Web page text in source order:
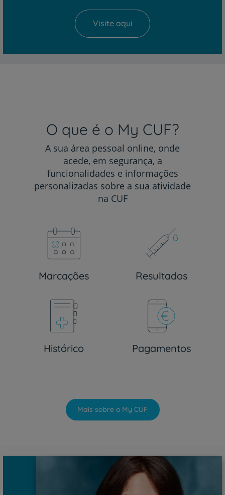
Visite aqui
O que é o My CUF?
A sua área pessoal online, onde
acede, em segurança, a
funcionalidades e informações
personalizadas sobre a sua atividade
na CUF
Marcações Resultados
Histórico Pagamentos
Mais sobre o My CUF